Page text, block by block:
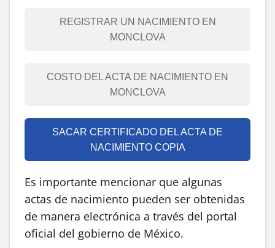
REGISTRAR UN NACIMIENTO EN
MONCLOVA
COSTO DEL ACTA DE NACIMIENTO EN
MONCLOVA
SACAR CERTIFICADO DEL ACTA DE
NACIMIENTO COPIA
Es importante mencionar que algunas
actas de nacimiento pueden ser obtenidas
de manera electrónica a través del portal
oficial del gobierno de México.